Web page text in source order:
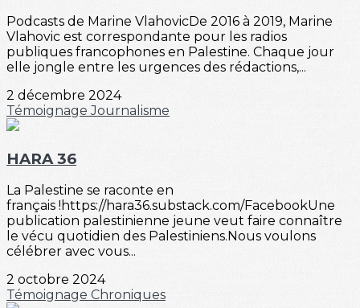
Podcasts de Marine VlahovicDe 2016 à 2019, Marine
Vlahovic est correspondante pour les radios
publiques francophones en Palestine. Chaque jour
elle jongle entre les urgences des rédactions,...
2 décembre 2024
TémoignageJournalisme
HARA 36
La Palestine se raconte en
français !https://hara36.substack.com/FacebookUne
publication palestinienne jeune veut faire connaître
le vécu quotidien des Palestiniens.Nous voulons
célébrer avec vous...
2 octobre 2024
Témoignage Chroniques